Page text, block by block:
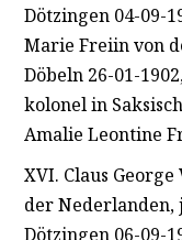
Dötzingen 04-09-
Marie Freiin von
Döbeln 26-01-
kolonel in
Amalie Leontine
XVI. Claus
der Nederlanden,
Dötzingen 06-09-